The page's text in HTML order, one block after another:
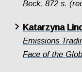
Beck, 872 s.
Katarzyna
Emissions
Face of the